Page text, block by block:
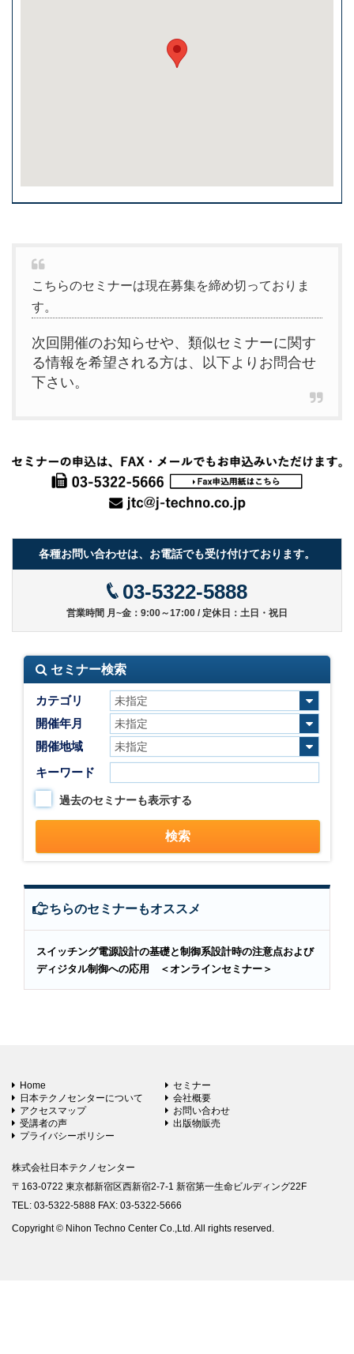
こちらのセミナーは現在募集を締め切っておりま
す。
次回開催のお知らせや、類似セミナーに関す
る情報を希望される方は、以下よりお問合せ
下さい。
各種お問い合わせは、お電話でも受け付けております。
03-5322-5888
営業時間 月~金：9:00～17:00 / 定休日：土日・祝日
セミナー検索
カテゴリ
開催年月
開催地域
キーワード
過去のセミナーも表示する
こちらのセミナーもオススメ
スイッチング電源設計の基礎と制御系設計時の注意点および
ディジタル制御への応用 ＜オンラインセミナー＞
Home
セミナー
日本テクノセンターについて
会社概要
アクセスマップ
お問い合わせ
受講者の声
出版物販売
プライバシーポリシー
株式会社日本テクノセンター
〒163-0722 東京都新宿区西新宿2-7-1 新宿第一生命ビルディング22F
TEL: 03-5322-5888 FAX: 03-5322-5666
Copyright © Nihon Techno Center Co.,Ltd. All rights reserved.